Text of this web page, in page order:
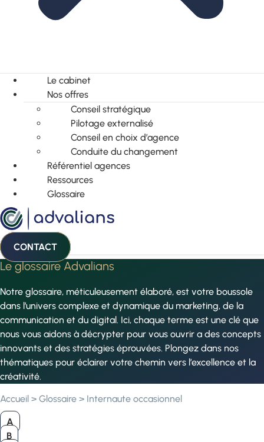
Le cabinet
Nos offres
Conseil stratégique
Pilotage externalisé
Conseil en choix d’agence
Conduite du changement
Référentiel agences
Ressources
Glossaire
CONTACT
Le glossaire Advalians
Notre glossaire, méticuleusement élaboré, est votre boussole
dans l’univers complexe et dynamique du marketing, de la
communication et du digital. Ici, chaque terme est une clé que
nous vous aidons à décrypter pour vous ouvrir a des concepts
innovants et des stratégies éprouvées. Plongez dans nos
thématiques pour éclairer votre chemin vers l’excellence et la
créativité.
Accueil > Glossaire > Internaute occasionnel
A
B